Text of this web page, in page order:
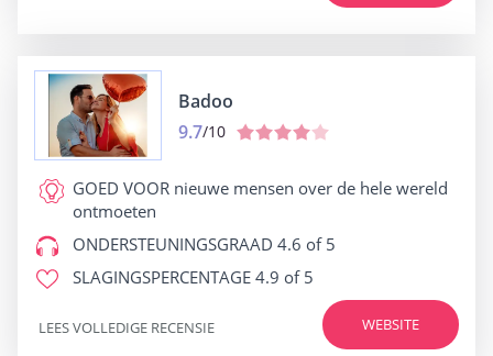
Badoo
9.7/10
GOED VOOR nieuwe mensen over de hele wereld
ontmoeten
ONDERSTEUNINGSGRAAD 4.6 of 5
SLAGINGSPERCENTAGE 4.9 of 5
WEBSITE
LEES VOLLEDIGE RECENSIE